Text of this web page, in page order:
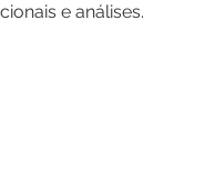
e análises.